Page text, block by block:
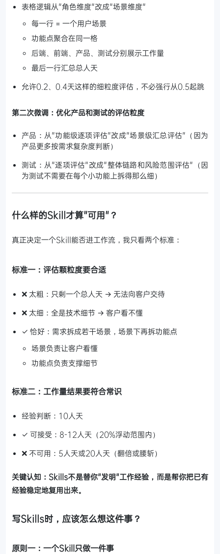
表格逻辑从"角色维度"改成"场景维度"
每一行 = 一个用户场景
功能点聚合在同一格
后端、前端、产品、测试分别展示工作量
最后一行汇总总人天
允许0.2、0.4天这样的细粒度评估，不必强行从0.5起跳
第二次微调：优化产品和测试的评估粒度
产品：从"功能级逐项评估"改成"场景级汇总评估"（因为
产品更多按需求复杂度判断）
测试：从"逐项评估"改成"整体链路和风险范围评估"（因
为测试不需要在每个小功能上拆得那么细）
什么样的Skill才算"可用"？
真正决定一个Skill能否进工作流，我只看两个标准：
标准一：评估颗粒度要合适
❌ 太粗：只剩一个总人天 → 无法向客户交待
❌ 太细：全是技术细节 → 客户看不懂
✓ 恰好：需求拆成若干场景，场景下再拆功能点
场景负责让客户看懂
功能点负责支撑细节
标准二：工作量结果要符合常识
经验判断：10人天
✓ 可接受：8-12人天（20%浮动范围内）
❌ 不可用：5人天或20人天（翻倍或腰斩）
关键认知：Skills不是替你"发明"工作经验，而是帮你把已有
经验稳定地复用出来。
写Skills时，应该怎么想这件事？
原则一：一个Skill只做一件事